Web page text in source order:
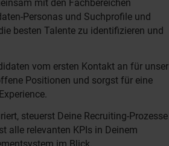
mit den Fachbereichen
Personas und Suchprofile und
besten Talente zu identifizieren und
vom ersten Kontakt an für unser
Positionen und sorgst für eine
steuerst Deine Recruiting-Prozesse
alle relevanten KPIs in Deinem